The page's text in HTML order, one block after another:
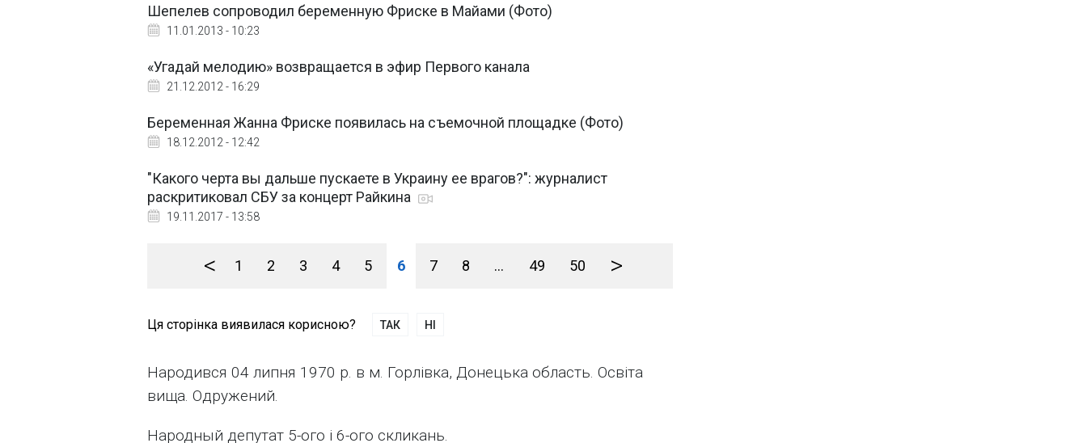
Шепелев сопроводил беременную Фриске в Майами (Фото)
11.01.2013 - 10:23
«Угадай мелодию» возвращается в эфир Первого канала
21.12.2012 - 16:29
Беременная Жанна Фриске появилась на съемочной площадке (Фото)
18.12.2012 - 12:42
"Какого черта вы дальше пускаете в Украину ее врагов?": журналист
раскритиковал СБУ за концерт Райкина
19.11.2017 - 13:58
< 1 2 3 4 5 6 7 8 ... 49 50 >
Ця сторінка виявилася корисною? ТАК НІ
Народився 04 липня 1970 р. в м. Горлівка, Донецька область. Освіта
вища. Одружений.
Народный депутат 5-ого і 6-ого скликань.